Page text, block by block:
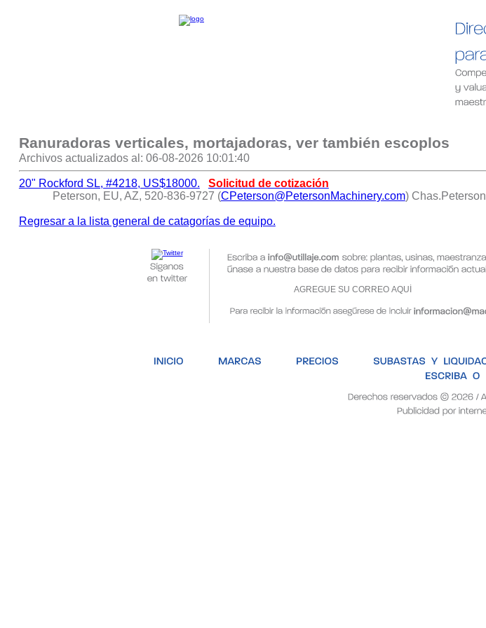
Ranuradoras verticales, mortajadoras, ver también escoplos
Archivos actualizados al: 06-08-2026 10:01:40
20" Rockford SL, #4218, US$18000.
Solicitud de cotización
Peterson, EU, AZ, 520-836-9727 (CPeterson@PetersonMachinery.com) Chas.Peterson
Regresar a la lista general de catagorías de equipo.